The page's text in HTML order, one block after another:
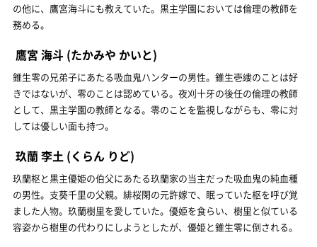
の他に、鷹宮海斗にも教えていた。黒主学園においては倫理の教師を
務める。
鷹宮 海斗 (たかみや かいと)
錐生零の兄弟子にあたる吸血鬼ハンターの男性。錐生壱縷のことは好
きではないが、零のことは認めている。夜刈十牙の後任の倫理の教師
として、黒主学園の教師となる。零のことを監視しながらも、零に対
しては優しい面も持つ。
玖蘭 李土 (くらん りど)
玖蘭枢と黒主優姫の伯父にあたる玖蘭家の当主だった吸血鬼の純血種
の男性。支葵千里の父親。緋桜閑の元許嫁で、眠っていた枢を呼び覚
ました人物。玖蘭樹里を愛していた。優姫を食らい、樹里と似ている
容姿から樹里の代わりにしようとしたが、優姫と錐生零に倒される。